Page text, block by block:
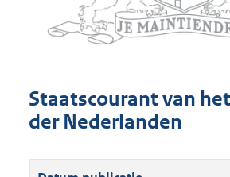
Staatscourant van
der Nederlanden